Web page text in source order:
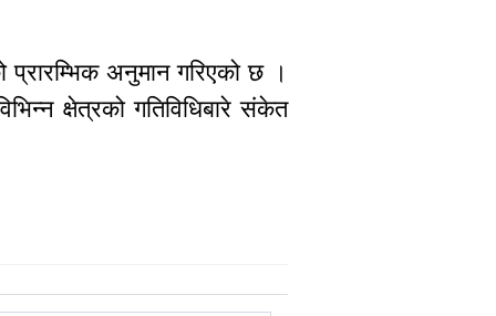
प्रारम्भिक अनुमान गरिएको छ ।
क्षेत्रको गतिविधिबारे संकेत